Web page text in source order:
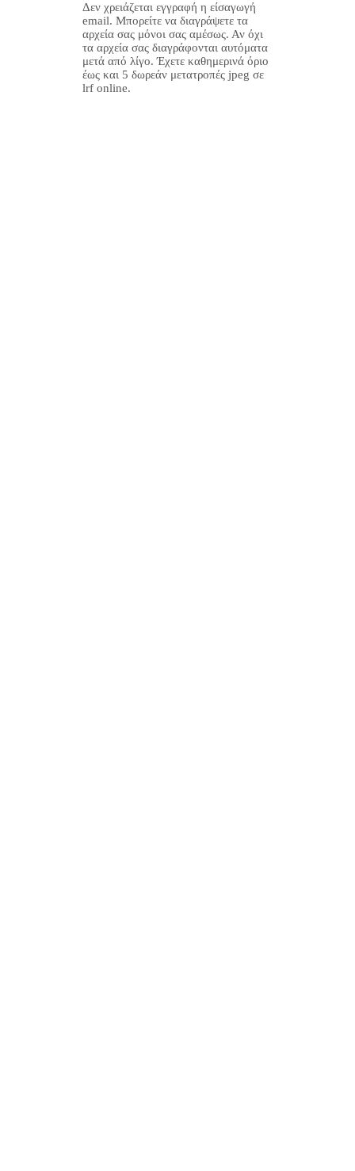
Δεν χρειάζεται εγγραφή η είσαγωγή
email. Μπορείτε να διαγράψετε τα
αρχεία σας μόνοι σας αμέσως. Αν όχι
τα αρχεία σας διαγράφονται αυτόματα
μετά από λίγο. Έχετε καθημερινά όριο
έως και 5 δωρεάν μετατροπές jpeg σε
lrf online.